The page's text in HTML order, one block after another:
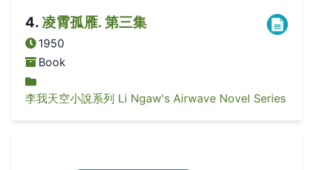
4. 凌霄孤雁. 第三集
1950
Book
李我天空小說系列 Li Ngaw's Airwave Novel Series